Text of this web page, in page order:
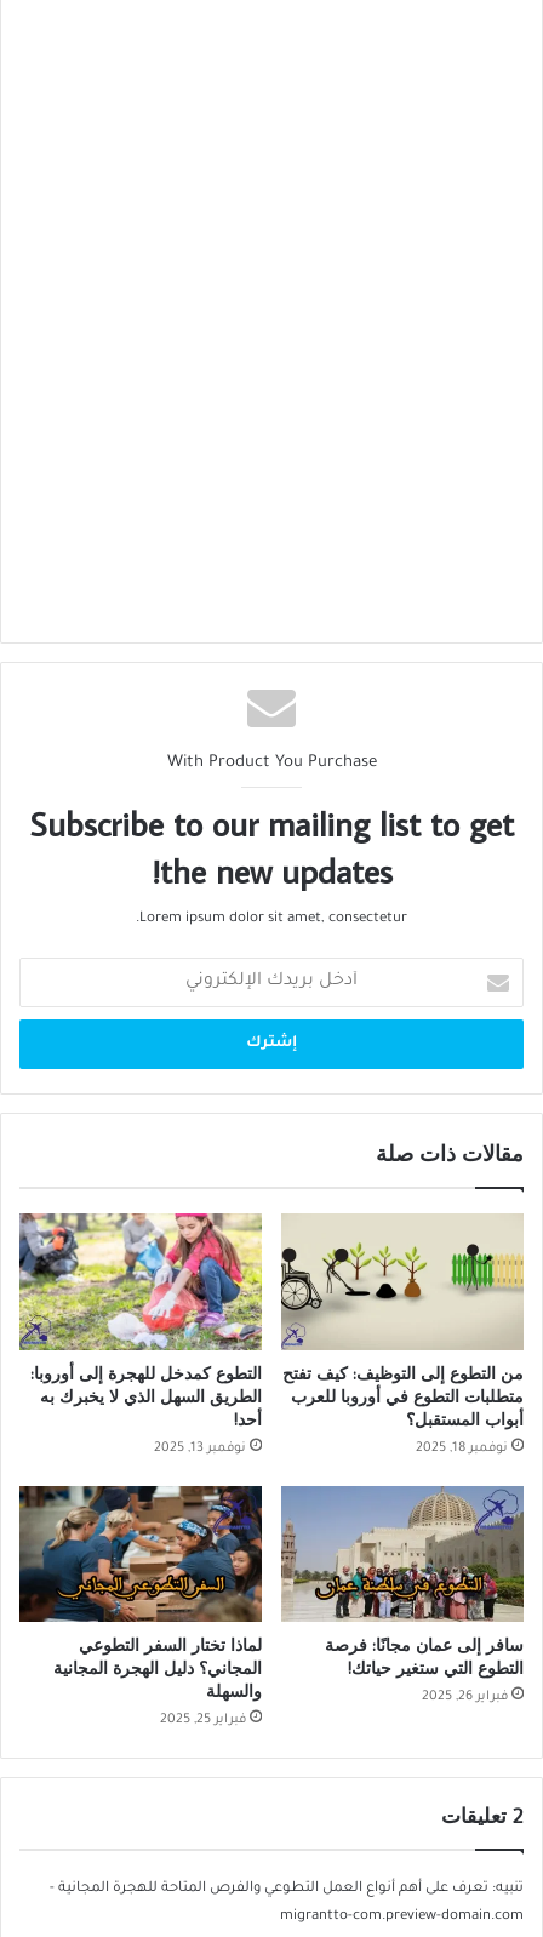
With Product You Purchase
Subscribe to our mailing list to get
the new updates!
Lorem ipsum dolor sit amet, consectetur.
بريدك
الإلكتروني
مقالات ذات صلة
من التطوع إلى التوظيف: كيف تفتح
متطلبات التطوع في أوروبا للعرب
أبواب المستقبل؟
نوفمبر 18, 2025
التطوع كمدخل للهجرة إلى أوروبا:
الطريق السهل الذي لا يخبرك به
أحد!
نوفمبر 13, 2025
سافر إلى عمان مجانًا: فرصة
التطوع التي ستغير حياتك!
فبراير 26, 2025
لماذا تختار السفر التطوعي
المجاني؟ دليل الهجرة المجانية
والسهلة
فبراير 25, 2025
‫2 تعليقات
تنبيه: تعرف على أهم أنواع العمل التطوعي والفرص المتاحة للهجرة المجانية -
migrantto-com.preview-domain.com